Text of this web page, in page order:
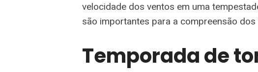
velocidade dos ventos em uma
são importantes para a compreensão
Temporada de